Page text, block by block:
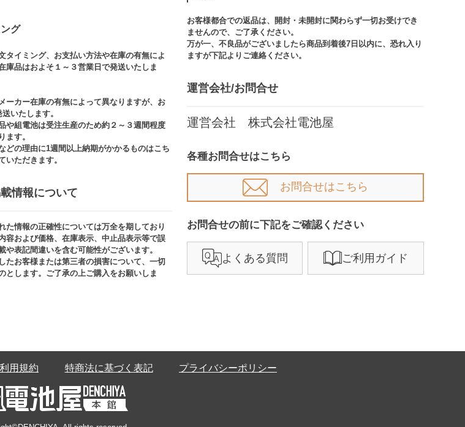
グ
タイミング、お支払い方法や在庫の有無によ
庫品はおよそ１～３営業日で発送いたしま
ーカー在庫の有無によって異なりますが、お
いたします。
や組電池は受注生産のため約２～３週間程度
ます。​
どの理由に1週間以上納期がかかるものはこち
いただきます。
情報について​
た情報の正確性については万全を期しており
容および価格、在庫表示、中止品表示等で誤
や表記間違いを含む可能性がございます。​
たお客様または第三者の損害について、一切
とします。ご了承の上ご購入をお願いしま
お客様都合での返品は、開封・未開封に関わらず一切お受けでき
ませんので、ご了承ください。​​
万が一、不良品がございましたら商品到着後7日以内に、恐れ入り
ますが下記よりご連絡ください。
運営会社/お問合せ​
運営会社 株式会社電池屋
各種お問合せはこちら
お問合せはこちら
お問合せの前に下記をご確認ください​
よくある質問 ご利用ガイド
利用規約 特商法に基づく表記 プライバシーポリシー